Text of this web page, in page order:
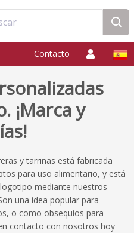
Contacto
¡Marca y
y tarrinas está fabricada
para uso alimentario, y está
mediante nuestros
una idea popular para
o como obsequios para
contacto con nosotros hoy